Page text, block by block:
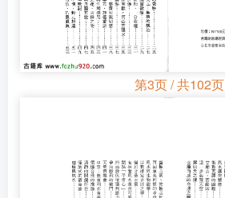
第3页 / 共102页